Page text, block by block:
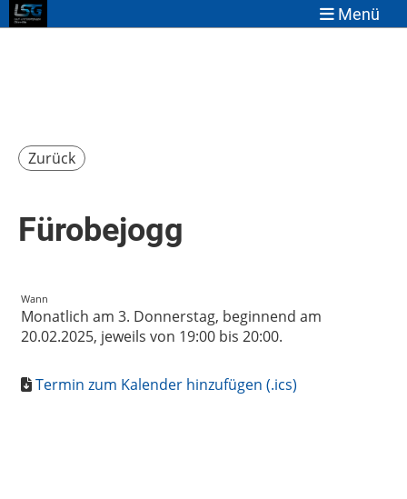
Menü
Zurück
Fürobejogg
Wann
Monatlich am 3. Donnerstag, beginnend am
20.02.2025, jeweils von 19:00 bis 20:00.
Termin zum Kalender hinzufügen (.ics)